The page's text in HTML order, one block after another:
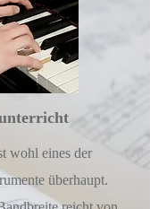
wohl eines der
überhaupt.